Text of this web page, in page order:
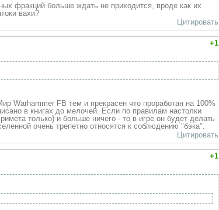
фракций больше ждать не приходится, вроде как их
вахи?
Цитировать
+1
Warhammer FB тем и прекрасен что проработан на 100%
в книгах до мелочей. Если по правилам настолки
только) и больше ничего - то в игре он будет делать
очень трепетно относятся к соблюдению "бэка".
Цитировать
+1